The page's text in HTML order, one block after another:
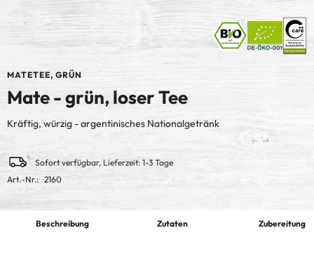
MATETEE, GRÜN
Mate - grün, loser Tee
Kräftig, würzig - argentinisches Nationalgetränk
Sofort verfügbar, Lieferzeit: 1-3 Tage
Art.-Nr.: 2160
Beschreibung Zutaten Zubereitung